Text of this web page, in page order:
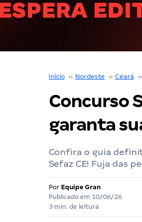
Início ›› Nordeste ›› Ceará ››
Concurso
garanta
Confira o guia
Sefaz CE! Fuja das
Por Equipe Gran
Publicado em 10/06/26
3 min. de leitura